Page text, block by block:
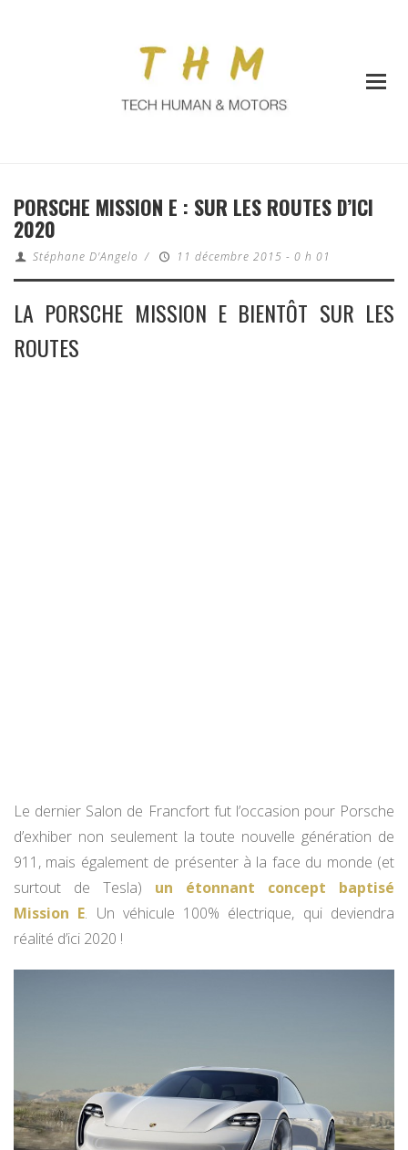
PORSCHE MISSION E : SUR LES ROUTES D’ICI
2020
Stéphane D'Angelo / 11 décembre 2015 - 0 h 01
LA PORSCHE MISSION E BIENTÔT SUR LES
ROUTES
Le dernier Salon de Francfort fut l’occasion pour Porsche
d’exhiber non seulement la toute nouvelle génération de
911, mais également de présenter à la face du monde (et
surtout de Tesla) un étonnant concept baptisé
Mission E. Un véhicule 100% électrique, qui deviendra
réalité d’ici 2020 !